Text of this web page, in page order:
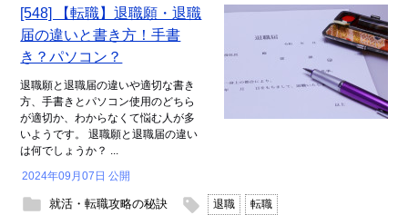
[548] 【転職】退職願・退職
届の違いと書き方！手書
き？パソコン？
退職願と退職届の違いや適切な書き
方、手書きとパソコン使用のどちら
が適切か、わからなくて悩む人が多
いようです。 退職願と退職届の違い
は何でしょうか？ ...
2024年09月07日 公開
就活・転職攻略の秘訣 退職 転職